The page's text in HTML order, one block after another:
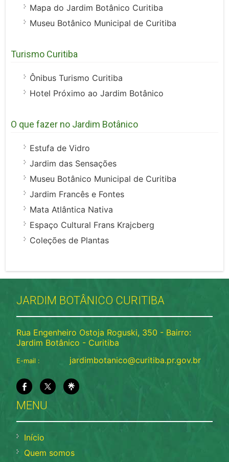
Mapa do Jardim Botânico Curitiba
Museu Botânico Municipal de Curitiba
Turismo Curitiba
Ônibus Turismo Curitiba
Hotel Próximo ao Jardim Botânico
O que fazer no Jardim Botânico
Estufa de Vidro
Jardim das Sensações
Museu Botânico Municipal de Curitiba
Jardim Francês e Fontes
Mata Atlântica Nativa
Espaço Cultural Frans Krajcberg
Coleções de Plantas
JARDIM BOTÂNICO CURITIBA
Rua Engenheiro Ostoja Roguski, 350 - Bairro:
Jardim Botânico - Curitiba
E-mail : jardimbotanico@curitiba.pr.gov.br
MENU
Início
Quem somos